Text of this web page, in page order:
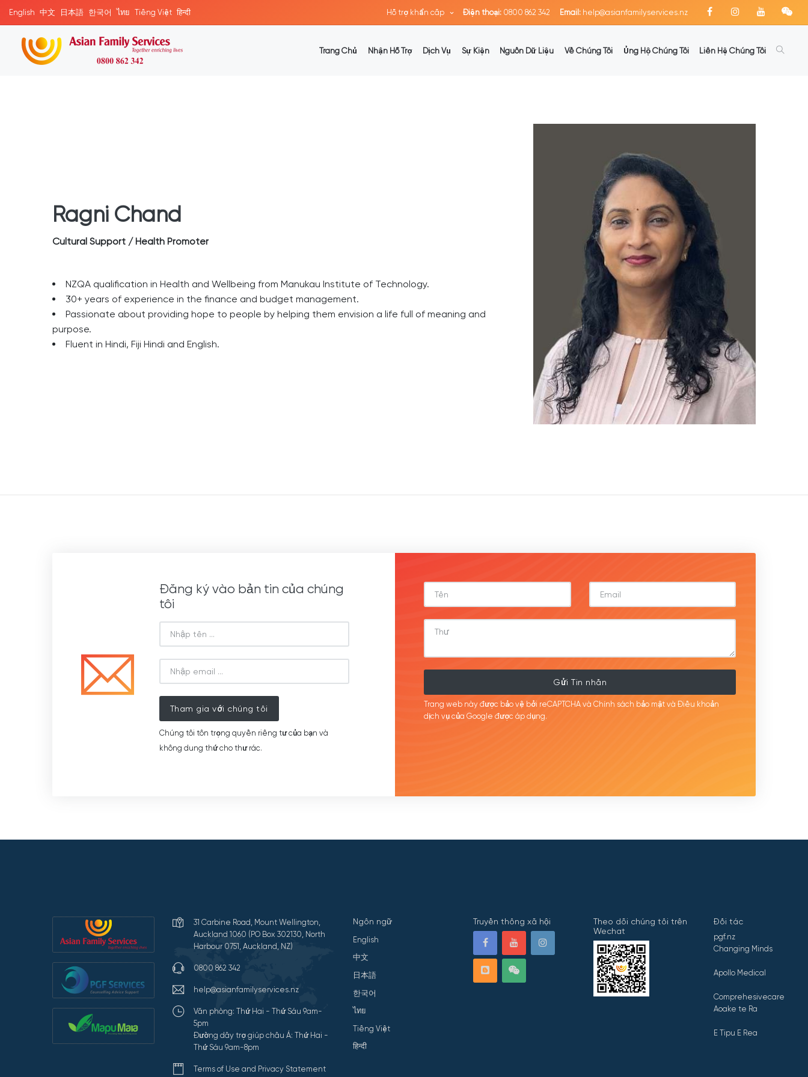
English 中文 日本語 한국어 ไทย Tiếng Việt हिन्दी Hỗ trợ khẩn cấp Điện thoại: 0800 862 342 Email: help@asianfamilyservices.nz
Trang Chủ Nhận Hỗ Trợ Dịch Vụ Sự Kiện Nguồn Dữ Liệu Về Chúng Tôi Ủng Hộ Chúng Tôi Liên Hệ Chúng Tôi
Ragni Chand
Cultural Support / Health Promoter
NZQA qualification in Health and Wellbeing from Manukau Institute of Technology.
30+ years of experience in the finance and budget management.
Passionate about providing hope to people by helping them envision a life full of meaning and
purpose.
Fluent in Hindi, Fiji Hindi and English.
Đăng ký vào bản tin của chúng
tôi
Tham gia với chúng tôi
Chúng tôi tôn trọng quyền riêng tư của bạn và
không dung thứ cho thư rác.
Gửi Tin nhắn
Trang web này được bảo vệ bởi reCAPTCHA và Chính sách bảo mật và Điều khoản
dịch vụ của Google được áp dụng.
Ngôn ngữ
English
中文
日本語
한국어
ไทย
Tiếng Việt
हिन्दी
Truyền thông xã hội
Theo dõi chúng tôi trên
Wechat
31 Carbine Road, Mount Wellington,
Auckland 1060 (PO Box 302130, North
Harbour 0751, Auckland, NZ)
0800 862 342
help@asianfamilyservices.nz
Văn phòng: Thứ Hai - Thứ Sáu 9am-
5pm
Đường dây trợ giúp châu Á: Thứ Hai -
Thứ Sáu 9am-8pm
Terms of Use and Privacy Statement
Đối tác
pgf.nz
Changing Minds
Apollo Medical
Comprehesivecare
Aoake te Ra
E Tipu E Rea